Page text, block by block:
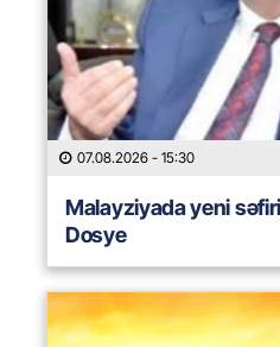
07.08.2026 - 15:30
Malayziyada yeni
Dosye